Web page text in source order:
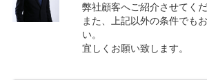
弊社顧客へご紹介させてくだ
また、上記以外の条件でも
い。
宜しくお願い致します。